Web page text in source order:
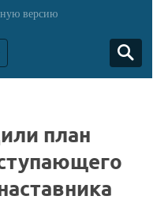
версию
план